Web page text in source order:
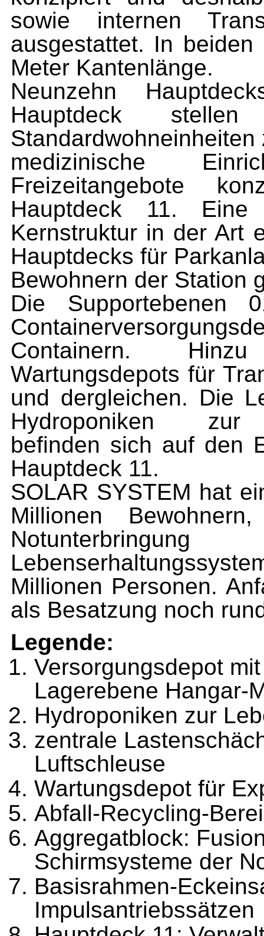
sowie internen
ausgestattet. In
Meter Kantenlänge.
Neunzehn
Hauptdeck
medizinische
Freizeitangebote
Hauptdeck 11.
Kernstruktur in der Art
Hauptdecks für
Bewohnern der Station
Die Supportebenen
Containern.
Wartungsdepots für
und dergleichen. Die
Hydroponiken zur
befinden sich auf den
Hauptdeck 11.
SOLAR SYSTEM hat
Millionen
Millionen Personen.
als Besatzung noch
Legende:
Versorgungsdepot
Lagerebene Hangar-
Hydroponiken zur
zentrale
Luftschleuse
Wartungsdepot für
Abfall-Recycling-
Aggregatblock:
Schirmsysteme der
Basisrahmen-
Impulsantriebssätzen